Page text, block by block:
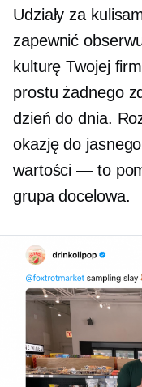
Udziały za
zapewnić
kulturę Twojej
prostu żadnego
dzień do dnia.
okazję do
wartości — to
grupa docelowa.